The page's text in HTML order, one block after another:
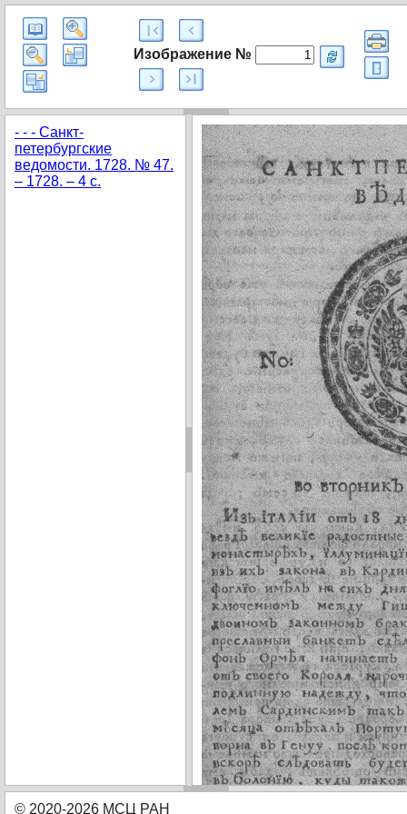
Изображение №
© 2020-2026 МСЦ РАН
- - - Санкт-
петербургские
ведомости. 1728. № 47.
– 1728. – 4 с.